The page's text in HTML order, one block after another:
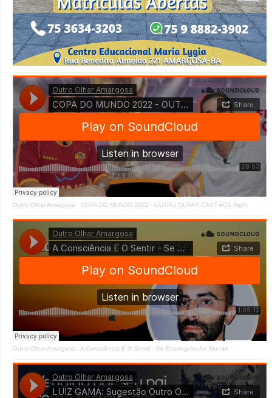
Outro Olhar Amargosa · COPA DO MUNDO 2022 - OUTRO OLHAR CAST #O1 Right
Outro Olhar Amargosa · A Consciência E O Sentir - Se Estrangeiro Ao Mundo